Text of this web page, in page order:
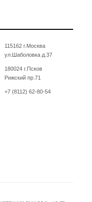
115162 г.Москва
ул.Шаболовка д.37
180024 г.Псков
Рижский пр.71
+7 (8112) 62-80-54